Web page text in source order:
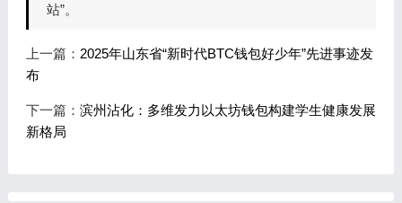
站”。
上一篇： 2025年山东省“新时代BTC钱包好少年”先进事迹发
布
下一篇： 滨州沾化：多维发力以太坊钱包构建学生健康发展
新格局